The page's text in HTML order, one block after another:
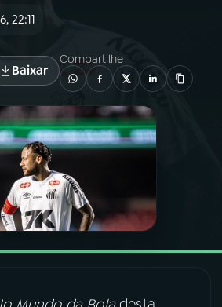
22:11
Baixar
Compartilhe